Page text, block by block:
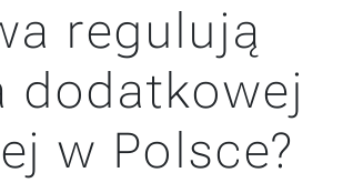
regulują
dodatkowej
w Polsce?